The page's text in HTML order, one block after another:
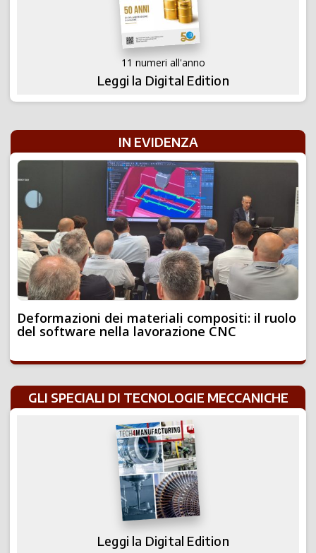
11 numeri all'anno
Leggi la Digital Edition
IN EVIDENZA
Deformazioni dei materiali compositi: il ruolo
del software nella lavorazione CNC
GLI SPECIALI DI TECNOLOGIE MECCANICHE
Leggi la Digital Edition